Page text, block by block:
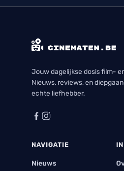
Jouw dagelijkse dosis film-
Nieuws, reviews, en
echte liefhebber.
NAVIGATIE
Nieuws